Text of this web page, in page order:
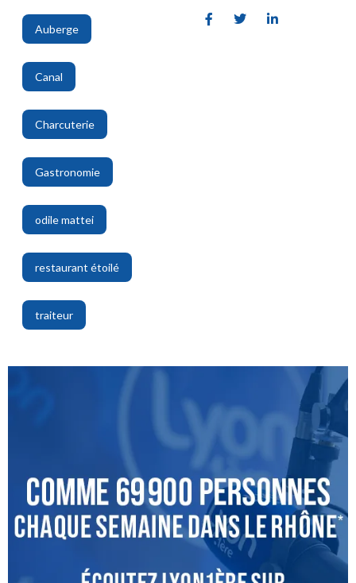
Auberge
,
Canal
,
Charcuterie
,
Gastronomie
,
odile mattei
,
restaurant étoilé
,
traiteur